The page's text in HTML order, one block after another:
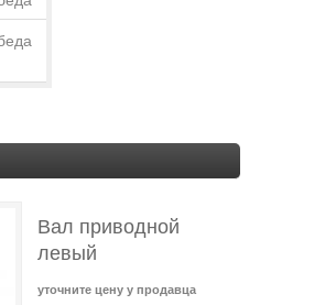
Вал приводной
левый
уточните цену у продавца